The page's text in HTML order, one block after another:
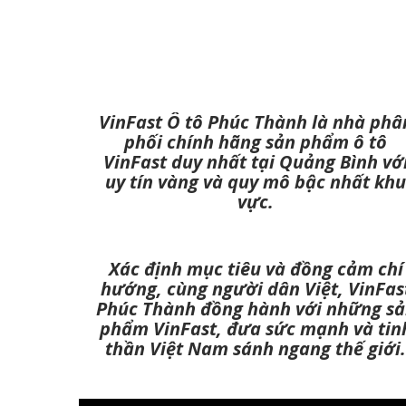
VinFast Ô tô Phúc Thành là nhà
phối chính hãng sản phẩm ô tô
VinFast duy nhất tại Quảng Bình
uy tín vàng và quy mô bậc nhất khu
vực.
Xác định mục tiêu và đồng cảm chí
hướng, cùng người dân Việt,
Phúc Thành đồng hành với những
phẩm VinFast, đưa sức mạnh và
thần Việt Nam sánh ngang thế giới.